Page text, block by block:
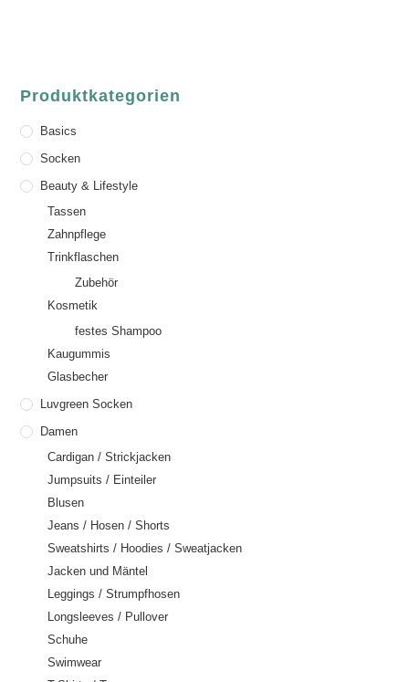
Produktkategorien
Basics
Socken
Beauty & Lifestyle
Tassen
Zahnpflege
Trinkflaschen
Zubehör
Kosmetik
festes Shampoo
Kaugummis
Glasbecher
Luvgreen Socken
Damen
Cardigan / Strickjacken
Jumpsuits / Einteiler
Blusen
Jeans / Hosen / Shorts
Sweatshirts / Hoodies / Sweatjacken
Jacken und Mäntel
Leggings / Strumpfhosen
Longsleeves / Pullover
Schuhe
Swimwear